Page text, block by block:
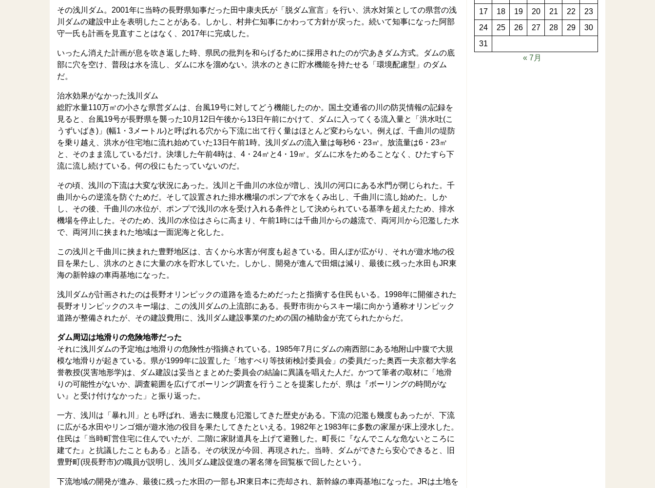
その浅川ダム。2001年に当時の長野県知事だった田中康夫氏が「脱ダム宣言」を行い、洪水対策としての県営の浅
川ダムの建設中止を表明したことがある。しかし、村井仁知事にかわって方針が戻った。続いて知事になった阿部
守一氏も計画を見直すことはなく、2017年に完成した。
いったん消えた計画が息を吹き返した時、県民の批判を和らげるために採用されたのが穴あきダム方式。ダムの底
部に穴を空け、普段は水を流し、ダムに水を溜めない。洪水のときに貯水機能を持たせる「環境配慮型」のダム
だ。
治水効果がなかった浅川ダム
総貯水量110万㎥の小さな県営ダムは、台風19号に対してどう機能したのか。国土交通省の川の防災情報の記録を
見ると、台風19号が長野県を襲った10月12日午後から13日午前にかけて、ダムに入ってくる流入量と「洪水吐(こ
うずいばき)」(幅1・3メートル)と呼ばれる穴から下流に出て行く量はほとんど変わらない。例えば、千曲川の堤防
を乗り越え、洪水が住宅地に流れ始めていた13日午前1時。浅川ダムの流入量は毎秒6・23㎥。放流量は6・23㎥
と、そのまま流しているだけ。決壊した午前4時は、4・24㎥と4・19㎥。ダムに水をためることなく、ひたすら下
流に流し続けている。何の役にもたっていないのだ。
その頃、浅川の下流は大変な状況にあった。浅川と千曲川の水位が増し、浅川の河口にある水門が閉じられた。千
曲川からの逆流を防ぐためだ。そして設置された排水機場のポンプで水をくみ出し、千曲川に流し始めた。しか
し、その後、千曲川の水位が、ポンプで浅川の水を受け入れる条件として決められている基準を超えたため、排水
機場を停止した。そのため、浅川の水位はさらに高まり、午前1時には千曲川からの越流で、両河川から氾濫した水
で、両河川に挟まれた地域は一面泥海と化した。
この浅川と千曲川に挟まれた豊野地区は、古くから水害が何度も起きている。田んぼが広がり、それが遊水地の役
目を果たし、洪水のときに大量の水を貯水していた。しかし、開発が進んで田畑は減り、最後に残った水田もJR東
海の新幹線の車両基地になった。
浅川ダムが計画されたのは長野オリンピックの道路を造るためだったと指摘する住民もいる。1998年に開催された
長野オリンピックのスキー場は、この浅川ダムの上流部にある。長野市街からスキー場に向かう通称オリンピック
道路が整備されたが、その建設費用に、浅川ダム建設事業のための国の補助金が充てられたからだ。
ダム周辺は地滑りの危険地帯だった
それに浅川ダムの予定地は地滑りの危険性が指摘されている。1985年7月にダムの南西部にある地附山中腹で大規
模な地滑りが起きている。県が1999年に設置した「地すべり等技術検討委員会」の委員だった奥西一夫京都大学名
誉教授(災害地形学)は、ダム建設は妥当とまとめた委員会の結論に異議を唱えた人だ。かつて筆者の取材に「地滑
りの可能性がないか、調査範囲を広げてボーリング調査を行うことを提案したが、県は『ボーリングの時間がな
い』と受け付けなかった」と振り返った。
一方、浅川は「暴れ川」とも呼ばれ、過去に幾度も氾濫してきた歴史がある。下流の氾濫も幾度もあったが、下流
に広がる水田やリンゴ畑が遊水池の役目を果たしてきたといえる。1982年と1983年に多数の家屋が床上浸水した。
住民は「当時町営住宅に住んでいたが、二階に家財道具を上げて避難した。町長に『なんでこんな危ないところに
建てた』と抗議したこともある」と語る。その状況が今回、再現された。当時、ダムができたら安心できると、旧
豊野町(現長野市)の職員が説明し、浅川ダム建設促進の署名簿を回覧板で回したという。
下流地域の開発が進み、最後に残った水田の一部もJR東日本に売却され、新幹線の車両基地になった。JRは土地を
17
18 19 20 21 22
23
24
25 26 27 28 29
30
31
« 7月